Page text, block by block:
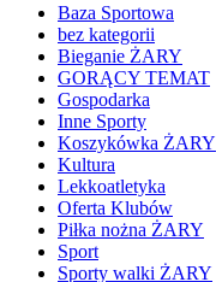
Baza Sportowa
bez kategorii
Bieganie ŻARY
GORĄCY TEMAT
Gospodarka
Inne Sporty
Koszykówka ŻARY
Kultura
Lekkoatletyka
Oferta Klubów
Piłka nożna ŻARY
Sport
Sporty walki ŻARY